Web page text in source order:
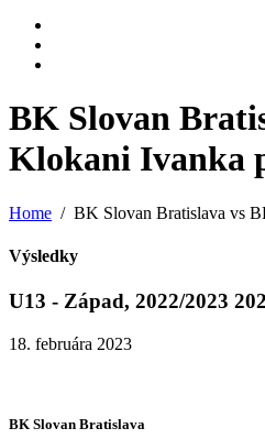
BK Slovan
Klokani Ivanka
Home BK Slovan Bratislava vs
Výsledky
U13 - Západ, 2022/2023
18. februára 2023
BK Slovan Bratislava